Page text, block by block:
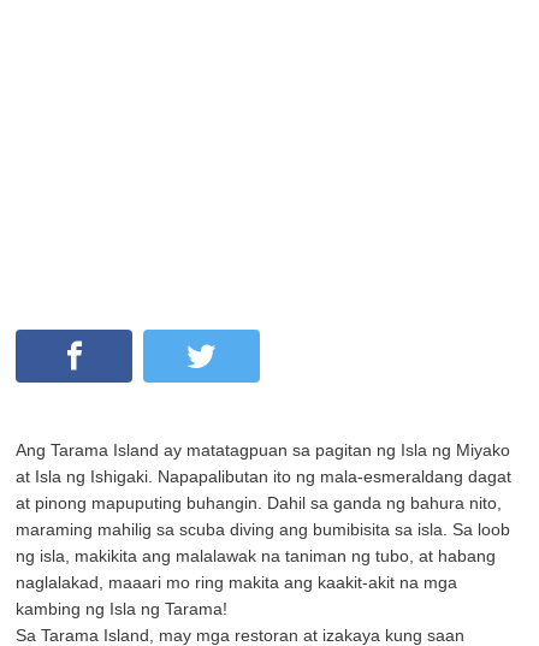
Ang Tarama Island ay matatagpuan sa pagitan ng Isla ng Miyako
at Isla ng Ishigaki. Napapalibutan ito ng mala-esmeraldang dagat
at pinong mapuputing buhangin. Dahil sa ganda ng bahura nito,
maraming mahilig sa scuba diving ang bumibisita sa isla. Sa loob
ng isla, makikita ang malalawak na taniman ng tubo, at habang
naglalakad, maaari mo ring makita ang kaakit-akit na mga
kambing ng Isla ng Tarama!
Sa Tarama Island, may mga restoran at izakaya kung saan